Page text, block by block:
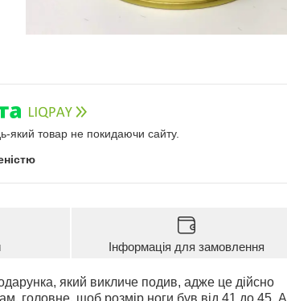
який товар не покидаючи сайту.
Інформація для замовлення
який викличе подив, адже це дійсно